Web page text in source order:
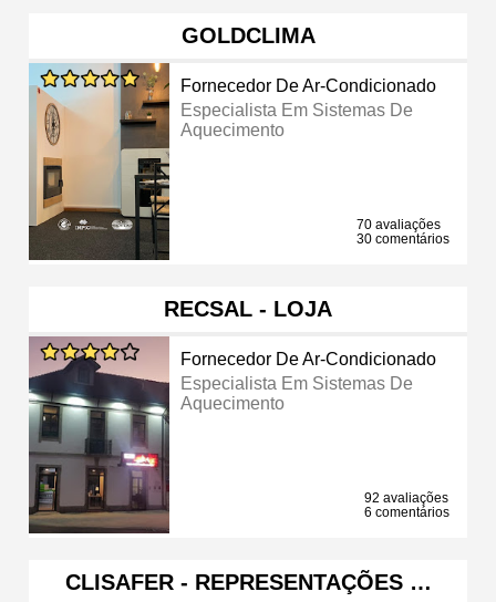
GOLDCLIMA
Fornecedor De Ar-Condicionado
Especialista Em Sistemas De
Aquecimento
70 avaliações
30 comentários
RECSAL - LOJA
Fornecedor De Ar-Condicionado
Especialista Em Sistemas De
Aquecimento
92 avaliações
6 comentários
CLISAFER - REPRESENTAÇÕES …